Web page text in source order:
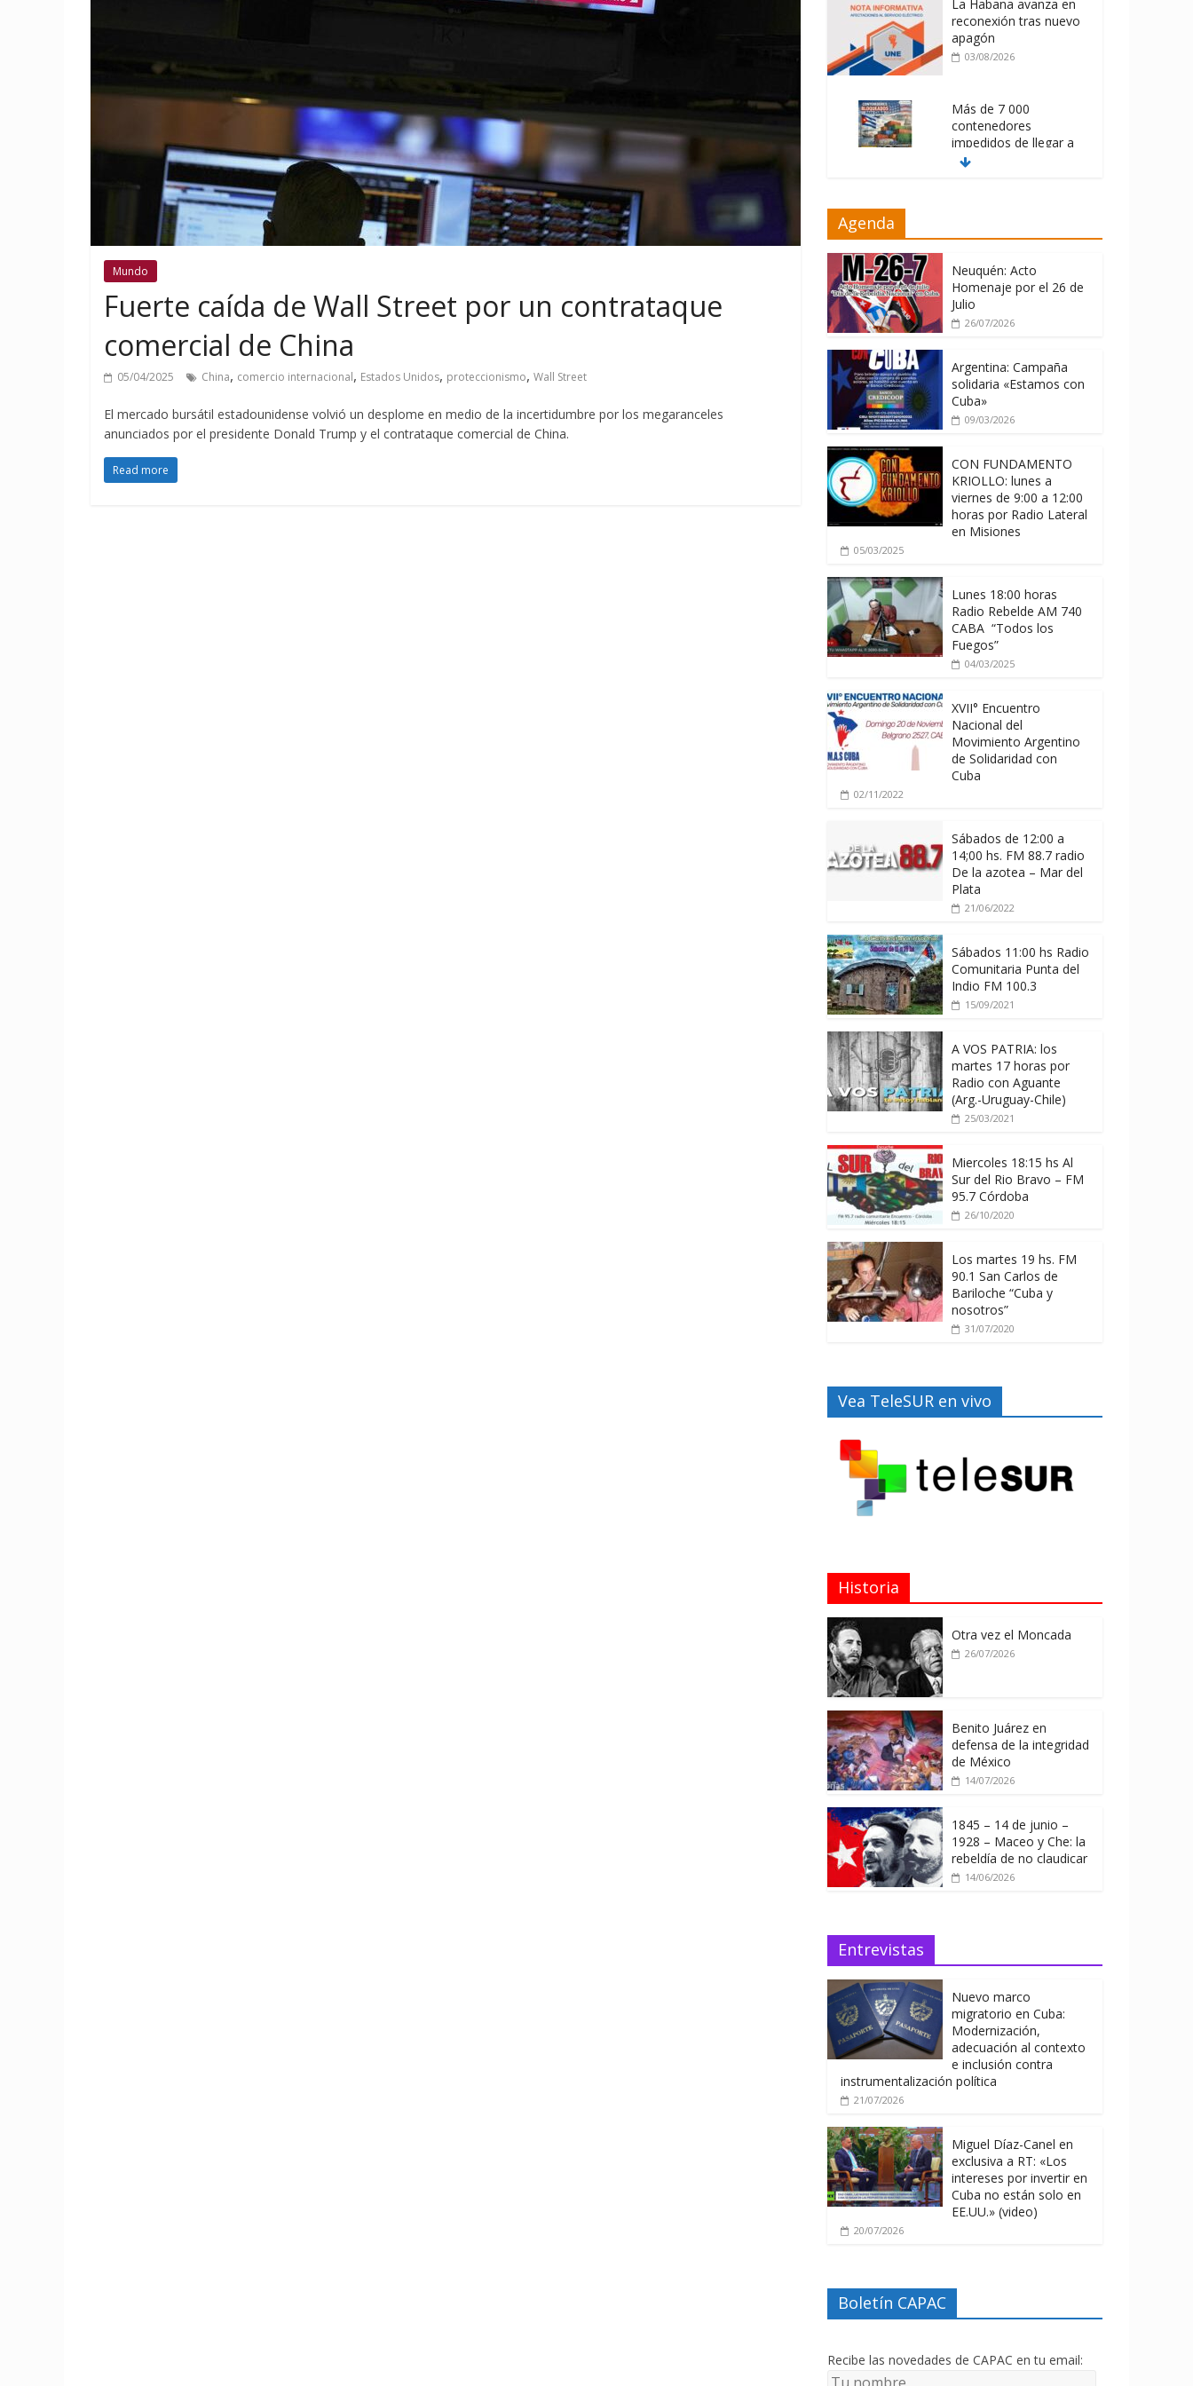
Mundo
Fuerte caída de Wall Street por un contrataque
comercial de China
05/04/2025 China, comercio internacional, Estados Unidos, proteccionismo, Wall Street
El mercado bursátil estadounidense volvió un desplome en medio de la incertidumbre por los megaranceles
anunciados por el presidente Donald Trump y el contrataque comercial de China.
Read more
La Habana avanza en
reconexión tras nuevo
apagón
03/08/2026
Más de 7 000
contenedores
impedidos de llegar a
Cuba
memorándum con
04/08/2026
Agenda
Neuquén: Acto
Homenaje por el 26 de
Julio
26/07/2026
Argentina: Campaña
solidaria «Estamos con
Cuba»
09/03/2026
CON FUNDAMENTO
KRIOLLO: lunes a
viernes de 9:00 a 12:00
horas por Radio Lateral
en Misiones
05/03/2025
Lunes 18:00 horas
Radio Rebelde AM 740
CABA “Todos los
Fuegos”
04/03/2025
XVII° Encuentro
Nacional del
Movimiento Argentino
de Solidaridad con
Cuba
02/11/2022
Sábados de 12:00 a
14;00 hs. FM 88.7 radio
De la azotea – Mar del
Plata
21/06/2022
Sábados 11:00 hs Radio
Comunitaria Punta del
Indio FM 100.3
15/09/2021
A VOS PATRIA: los
martes 17 horas por
Radio con Aguante
(Arg.-Uruguay-Chile)
25/03/2021
Miercoles 18:15 hs Al
Sur del Rio Bravo – FM
95.7 Córdoba
26/10/2020
Los martes 19 hs. FM
90.1 San Carlos de
Bariloche “Cuba y
nosotros”
31/07/2020
Vea TeleSUR en vivo
Historia
Otra vez el Moncada
26/07/2026
Benito Juárez en
defensa de la integridad
de México
14/07/2026
1845 – 14 de junio –
1928 – Maceo y Che: la
rebeldía de no claudicar
14/06/2026
Entrevistas
Nuevo marco
migratorio en Cuba:
Modernización,
adecuación al contexto
e inclusión contra
instrumentalización política
21/07/2026
Miguel Díaz-Canel en
exclusiva a RT: «Los
intereses por invertir en
Cuba no están solo en
EE.UU.» (video)
20/07/2026
Boletín CAPAC
Recibe las novedades de CAPAC en tu email: